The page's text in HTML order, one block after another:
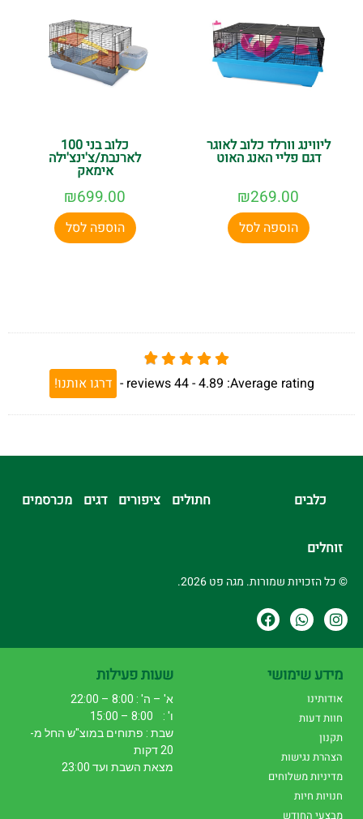
ליווינג וורלד כלוב לאוגר
דגם פליי האנג האוט
₪269.00
הוספה לסל
כלוב בני 100
לארנבת/צ'ינצ'ילה
אימאק
₪699.00
הוספה לסל
Average rating:
4.89 -
44
reviews
- דרגו אותנו!
כלבים חתולים ציפורים דגים מכרסמים
זוחלים
© כל הזכויות שמורות. מגה פט 2026.
מידע שימושי
אודותינו
חוות דעות
תקנון
הצהרת נגישות
מדיניות משלוחים
חנויות חיות
מבצעי החודש
שעות פעילות
א' – ה' : 8:00 – 22:00
ו' : 8:00 – 15:00
שבת : פתוחים במוצ"ש החל מ-
20 דקות
מצאת השבת ועד 23:00